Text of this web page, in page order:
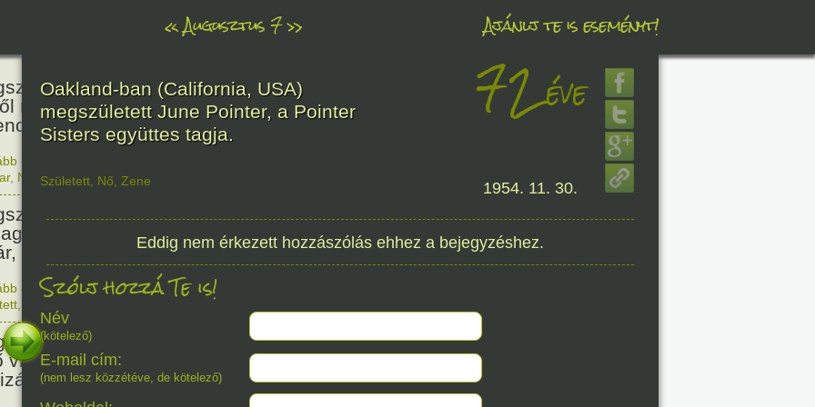
«Augusztus 7» Ajánlj te is eseményt!
Báthori Erzsébet,
rémséges és kegyetlen
éltek.
466
olvasom
, Nő Történelem
Kondor Gusztáv
matematikus, egyetemi
akadémikus.
201éve
olvasom|Nincs hozzászólás, szólj hozzá!
Mata Hari, a híres
világháborús táncosnő,
és kém.
150éve
Oakland-ban (California, USA)
megszületett June Pointer, a Pointer
Sisters együttes tagja.
72éve
Született Nő Zene 1954. 11. 30.
Eddig nem érkezett hozzászólás ehhez a bejegyzéshez.
Szólj hozzá Te is!
Név
(kötelező)
E-mail cím:
(nem lesz közzétéve, de kötelező)